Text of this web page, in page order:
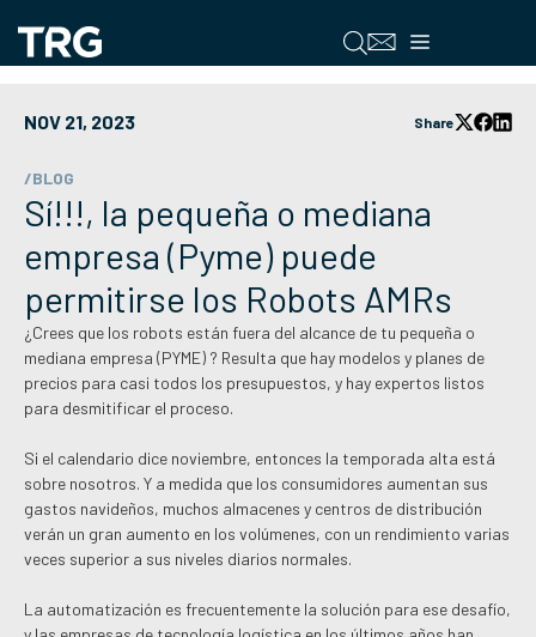
contenido
Menú
NOV 21, 2023 Share
/BLOG
Sí!!!, la pequeña o mediana
empresa (Pyme) puede
permitirse los Robots AMRs
¿Crees que los robots están fuera del alcance de tu pequeña o
mediana empresa (PYME) ? Resulta que hay modelos y planes de
precios para casi todos los presupuestos, y hay expertos listos
para desmitificar el proceso.
Si el calendario dice noviembre, entonces la temporada alta está
sobre nosotros. Y a medida que los consumidores aumentan sus
gastos navideños, muchos almacenes y centros de distribución
verán un gran aumento en los volúmenes, con un rendimiento varias
veces superior a sus niveles diarios normales.
La automatización es frecuentemente la solución para ese desafío,